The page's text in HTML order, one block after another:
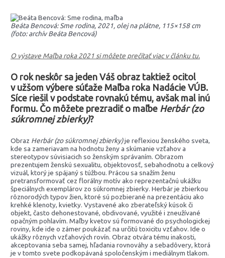
Beáta Bencová: Sme rodina, 2021, olej na plátne, 115×158 cm
(foto: archív Beáta Bencová)
O výstave Maľba roka 2021 si môžete prečítať viac v článku tu.
O rok neskôr sa jeden Váš obraz taktiež ocitol
v užšom výbere súťaže Maľba roka Nadácie VÚB.
Síce riešil v podstate rovnakú tému, avšak mal inú
formu. Čo môžete prezradiť o maľbe Herbár (zo
súkromnej zbierky)?
Obraz Herbár (zo súkromnej zbierky)je reflexiou ženského sveta,
kde sa zameriavam na hodnotu ženy a skúmanie vzťahov a
stereotypov súvisiacich so ženským správaním. Obrazom
prezentujem ženskú sexualitu, objektovosť, sebahodnotu a celkový
vizuál, ktorý je spájaný s túžbou. Prácou sa snažím ženu
pretransformovať cez florálny motív ako reprezentačnú ukážku
špeciálnych exemplárov zo súkromnej zbierky. Herbár je zbierkou
rôznorodých typov žien, ktoré sú pozbierané na prezentáciu ako
krehké klenoty, kvietky. Vystavené ako zberateľský kúsok či
objekt, často dehonestované, obdivované, využité i zneužívané
opačným pohlavím. Maľby kvetov sú formované do psychologickej
roviny, kde ide o zámer poukázať na určitú toxicitu vzťahov. Ide o
ukážky rôznych vzťahových rovín. Obraz otvára tému inakosti,
akceptovania seba samej, hľadania rovnováhy a sebadôvery, ktorá
je v tomto svete podkopávaná spoločenským i mediálnym tlakom.